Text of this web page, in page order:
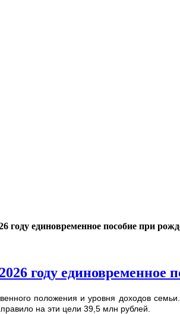
единовременное пособие при
году единовременное
положения и уровня доходов
на эти цели 39,5 млн рублей.